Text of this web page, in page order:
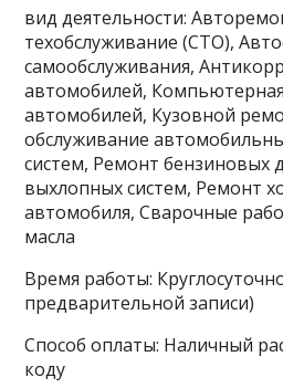
вид деятельности:
техобслуживание (СТО),
самообслуживания,
автомобилей,
автомобилей, Кузовной
обслуживание
систем, Ремонт бензиновых
выхлопных систем, Ремонт
автомобиля, Сварочные
масла
Время работы:
предварительной записи)
Способ оплаты: Наличный
коду